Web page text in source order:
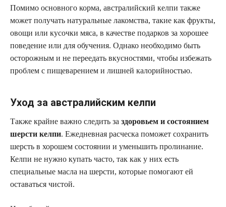
Помимо основного корма, австралийский келпи также
может получать натуральные лакомства, такие как фрукты,
овощи или кусочки мяса, в качестве подарков за хорошее
поведение или для обучения. Однако необходимо быть
осторожным и не переедать вкусностями, чтобы избежать
проблем с пищеварением и лишней калорийностью.
Уход за австралийским келпи
Также крайне важно следить за здоровьем и состоянием
шерсти келпи. Ежедневная расческа поможет сохранить
шерсть в хорошем состоянии и уменьшить пролинание.
Келпи не нужно купать часто, так как у них есть
специальные масла на шерсти, которые помогают ей
оставаться чистой.